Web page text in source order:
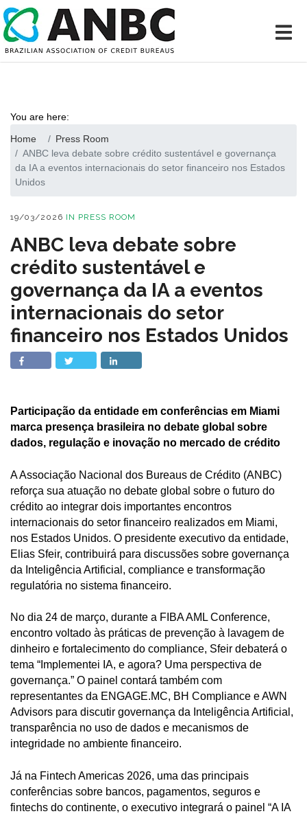
You are here:
Home
Press Room
ANBC leva debate sobre crédito sustentável e governança
da IA a eventos internacionais do setor financeiro nos Estados
Unidos
19/03/2026 IN PRESS ROOM
ANBC leva debate sobre
crédito sustentável e
governança da IA a eventos
internacionais do setor
financeiro nos Estados Unidos
Participação da entidade em conferências em Miami
marca presença brasileira no debate global sobre
dados, regulação e inovação no mercado de crédito
A Associação Nacional dos Bureaus de Crédito (ANBC)
reforça sua atuação no debate global sobre o futuro do
crédito ao integrar dois importantes encontros
internacionais do setor financeiro realizados em Miami,
nos Estados Unidos. O presidente executivo da entidade,
Elias Sfeir, contribuirá para discussões sobre governança
da Inteligência Artificial, compliance e transformação
regulatória no sistema financeiro.
No dia 24 de março, durante a FIBA AML Conference,
encontro voltado às práticas de prevenção à lavagem de
dinheiro e fortalecimento do compliance, Sfeir debaterá o
tema “Implementei IA, e agora? Uma perspectiva de
governança.” O painel contará também com
representantes da ENGAGE.MC, BH Compliance e AWN
Advisors para discutir governança da Inteligência Artificial,
transparência no uso de dados e mecanismos de
integridade no ambiente financeiro.
Já na Fintech Americas 2026, uma das principais
conferências sobre bancos, pagamentos, seguros e
fintechs do continente, o executivo integrará o painel “A IA